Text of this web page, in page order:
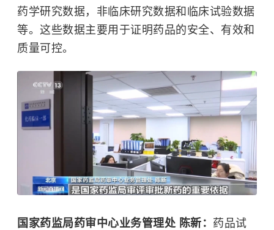
药学研究数据，非临床研究数据和临床试验数据
等。这些数据主要用于证明药品的安全、有效和
质量可控。
国家药监局药审中心业务管理处 陈新： 药品试